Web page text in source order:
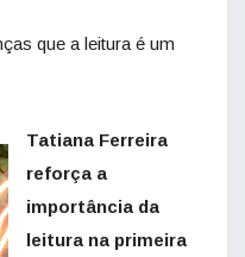
que a leitura é um
Tatiana Ferreira
reforça a
importância da
leitura na primeira